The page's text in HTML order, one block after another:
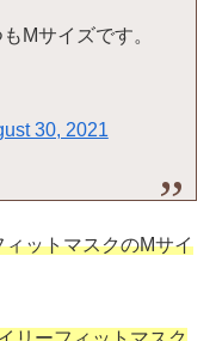
Mサイズです。
30, 2021
ィットマスクのMサイ